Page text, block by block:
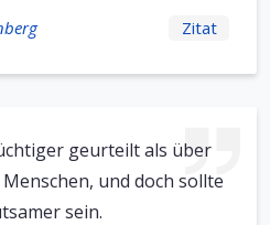
Zitat
geurteilt als über
und doch sollte
sein.